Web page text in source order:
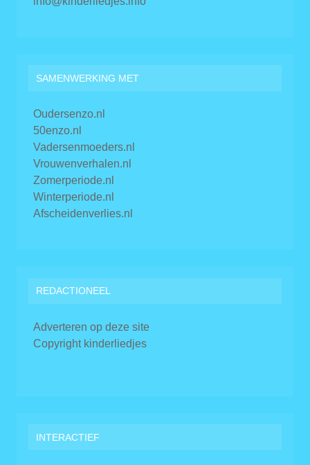
SAMENWERKING MET
Oudersenzo.nl
50enzo.nl
Vadersenmoeders.nl
Vrouwenverhalen.nl
Zomerperiode.nl
Winterperiode.nl
Afscheidenverlies.nl
REDACTIONEEL
Adverteren op deze site
Copyright kinderliedjes
INTERACTIEF